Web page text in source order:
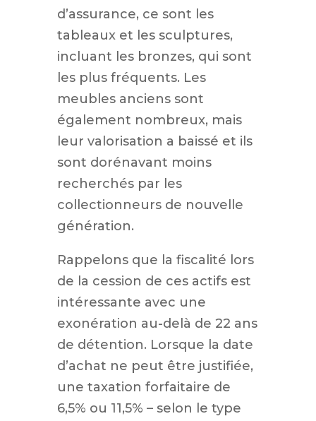
d’assurance, ce sont les
tableaux et les sculptures,
incluant les bronzes, qui sont
les plus fréquents. Les
meubles anciens sont
également nombreux, mais
leur valorisation a baissé et ils
sont dorénavant moins
recherchés par les
collectionneurs de nouvelle
génération.
Rappelons que la fiscalité lors
de la cession de ces actifs est
intéressante avec une
exonération au-delà de 22 ans
de détention. Lorsque la date
d’achat ne peut être justifiée,
une taxation forfaitaire de
6,5% ou 11,5% – selon le type